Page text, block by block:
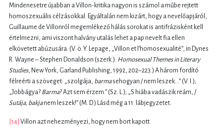
Mindenesetre újabban a Villon-kritika nagyon is számol a műbe rejtett
homoszexuális célzásokkal. Egyáltalán nem kizárt, hogy a nevelőapjáról,
Guillaume de Villonról megemlékező hálás sorokat is antifrázisként kell
értelmezni, ami viszont halvány utalás lehet a pap nevelt fia ellen
elkövetett abúzusára. (V. ö. Y. Lepage, „Villon et l’homosexualité”, in Dynes
R. Wayne – Stephen Donaldson (szerk.): Homosexual Themes in Literary
Studies, New York, Garland Publishing, 1992, 202–223.) A három fordító
félreérti a szöveget: „szolgája, barmasehogyan / nem leszek...” (V. I.);
„Jobbágya? Barma? Azt sem érzem.” (Sz. L.); „S hiába vadászik reám, /
Sutája, bakjanem leszek!” (M. D.) Lásd még a 11. lábjegyzetet.
[14] Villon azt nehezményezi, hogy nem bort kapott.